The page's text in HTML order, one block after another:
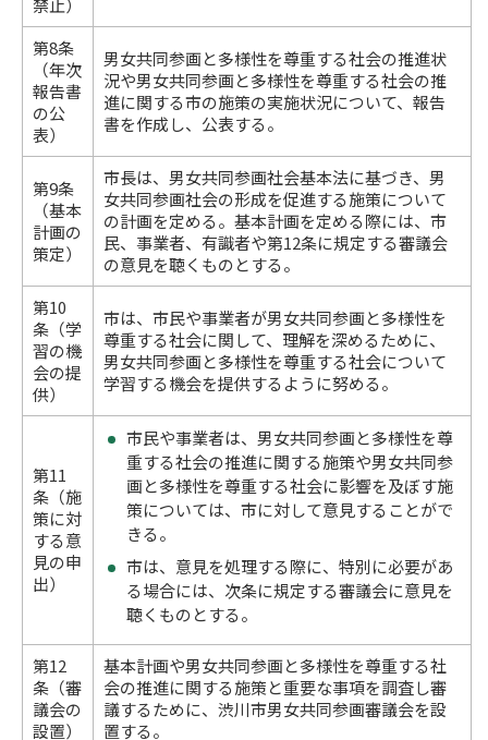
禁止）
第8条
（年次
報告書
の公
表）
男女共同参画と多様性を尊重する社会の推進状
況や男女共同参画と多様性を尊重する社会の推
進に関する市の施策の実施状況について、報告
書を作成し、公表する。
第9条
（基本
計画の
策定）
市長は、男女共同参画社会基本法に基づき、男
女共同参画社会の形成を促進する施策について
の計画を定める。基本計画を定める際には、市
民、事業者、有識者や第12条に規定する審議会
の意見を聴くものとする。
第10
条（学
習の機
会の提
供）
市は、市民や事業者が男女共同参画と多様性を
尊重する社会に関して、理解を深めるために、
男女共同参画と多様性を尊重する社会について
学習する機会を提供するように努める。
第11
条（施
策に対
する意
見の申
出）
市民や事業者は、男女共同参画と多様性を尊
重する社会の推進に関する施策や男女共同参
画と多様性を尊重する社会に影響を及ぼす施
策については、市に対して意見することがで
きる。
市は、意見を処理する際に、特別に必要があ
る場合には、次条に規定する審議会に意見を
聴くものとする。
第12
条（審
議会の
設置）
基本計画や男女共同参画と多様性を尊重する社
会の推進に関する施策と重要な事項を調査し審
議するために、渋川市男女共同参画審議会を設
置する。